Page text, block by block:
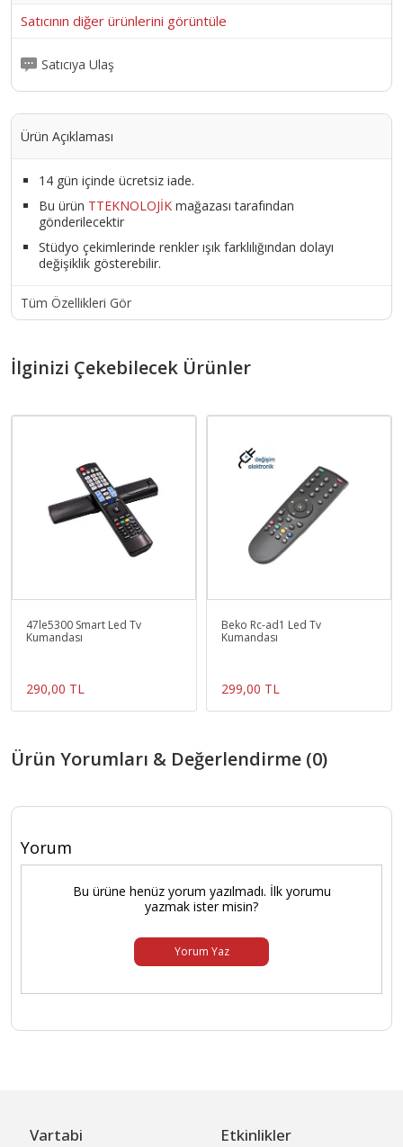
Satıcının diğer ürünlerini görüntüle
Satıcıya Ulaş
Ürün Açıklaması
14 gün içinde ücretsiz iade.
Bu ürün TTEKNOLOJİK mağazası tarafından
gönderilecektir
Stüdyo çekimlerinde renkler ışık farklılığından dolayı
değişiklik gösterebilir.
Tüm Özellikleri Gör
İlginizi Çekebilecek Ürünler
47le5300 Smart Led Tv
Kumandası
290,00 TL
Beko Rc-ad1 Led Tv
Kumandası
299,00 TL
Ürün Yorumları & Değerlendirme (0)
Yorum
Bu ürüne henüz yorum yazılmadı. İlk yorumu
yazmak ister misin?
Yorum Yaz
Vartabi Etkinlikler